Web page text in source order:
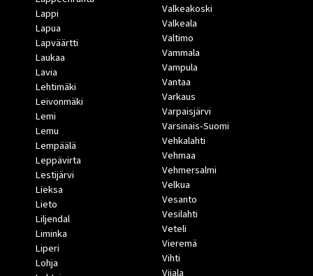
Lappi
Lapua
Lapväärtti
Laukaa
Lavia
Lehtimäki
Leivonmäki
Lemi
Lemu
Lempäälä
Leppävirta
Lestijärvi
Lieksa
Lieto
Liljendal
Liminka
Liperi
Lohja
Valkeakoski
Valkeala
Valtimo
Vammala
Vampula
Vantaa
Varkaus
Varpaisjärvi
Varsinais-Suomi
Vehkalahti
Vehmaa
Vehmersalmi
Velkua
Vesanto
Vesilahti
Veteli
Vieremä
Vihti